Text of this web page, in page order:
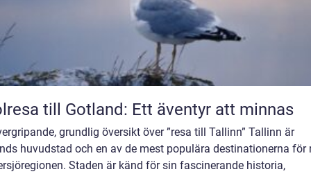
till Gotland: Ett äventyr att minnas
grundlig översikt över ”resa till Tallinn” Tallinn är
huvudstad och en av de mest populära destinationerna för
Staden är känd för sin fascinerande historia,